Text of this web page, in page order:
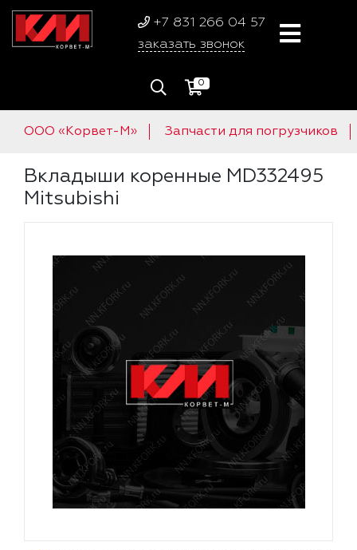
+7 831 266 04 57
заказать звонок
0
ООО «Корвет-М» Запчасти для погрузчиков
Вкладыши коренные MD332495
Mitsubishi